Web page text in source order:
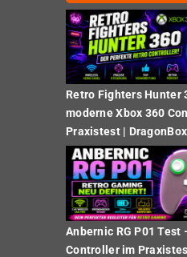
Retro Fighters Hunter
moderne Xbox 360
Praxistest |
Anbernic RG P01 Test
Controller im